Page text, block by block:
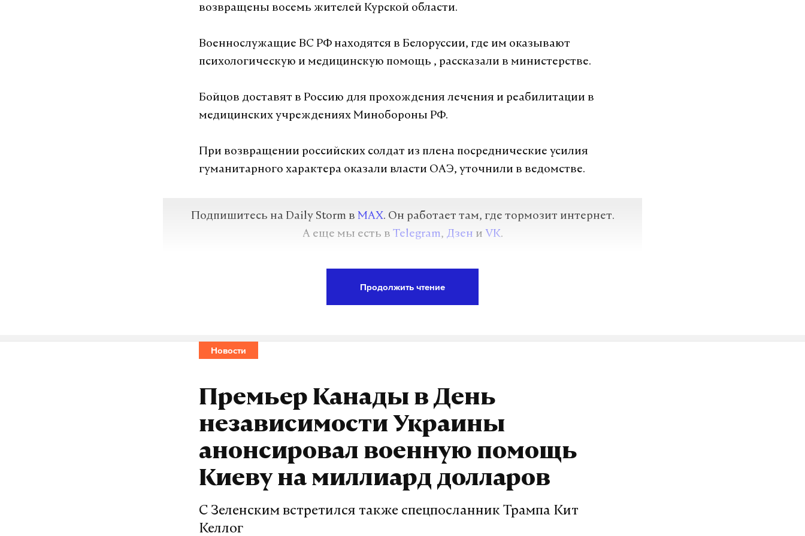
возвращены восемь жителей Курской области.
Военнослужащие ВС РФ находятся в Белоруссии, где им оказывают
психологическую и медицинскую помощь , рассказали в министерстве.
Бойцов доставят в Россию для прохождения лечения и реабилитации в
медицинских учреждениях Минобороны РФ.
При возвращении российских солдат из плена посреднические усилия
гуманитарного характера оказали власти ОАЭ, уточнили в ведомстве.
Подпишитесь на Daily Storm в MAX. Он работает там, где тормозит интернет.
А еще мы есть в Telegram, Дзен и VK.
Продолжить чтение
Новости
Премьер Канады в День
независимости Украины
анонсировал военную помощь
Киеву на миллиард долларов
С Зеленским встретился также спецпосланник Трампа Кит
Келлог